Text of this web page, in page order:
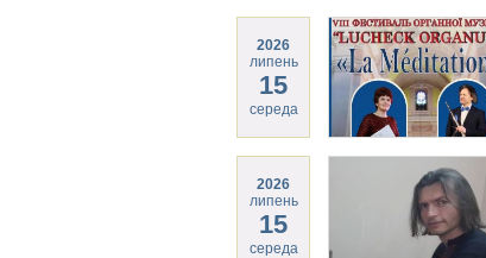
2026
липень
15
середа
2026
липень
15
середа